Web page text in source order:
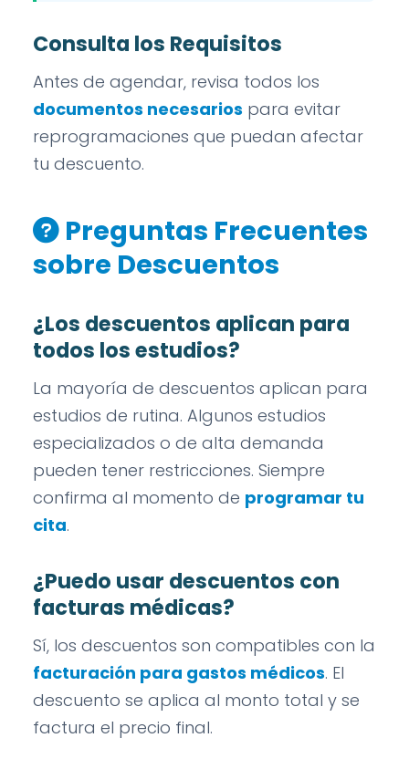
Consulta los Requisitos
Antes de agendar, revisa todos los
documentos necesarios para evitar
reprogramaciones que puedan afectar
tu descuento.
Preguntas Frecuentes
sobre Descuentos
¿Los descuentos aplican para
todos los estudios?
La mayoría de descuentos aplican para
estudios de rutina. Algunos estudios
especializados o de alta demanda
pueden tener restricciones. Siempre
confirma al momento de programar tu
cita.
¿Puedo usar descuentos con
facturas médicas?
Sí, los descuentos son compatibles con la
facturación para gastos médicos. El
descuento se aplica al monto total y se
factura el precio final.